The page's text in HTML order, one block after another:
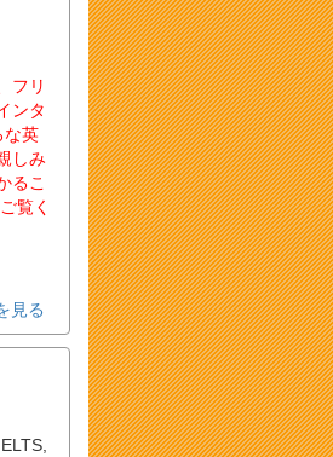
フリ
ンタ
な英
しみ
るこ
覧く
見る
,